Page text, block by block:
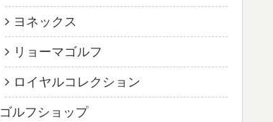
ヨネックス
リョーマゴルフ
ロイヤルコレクション
ゴルフショップ